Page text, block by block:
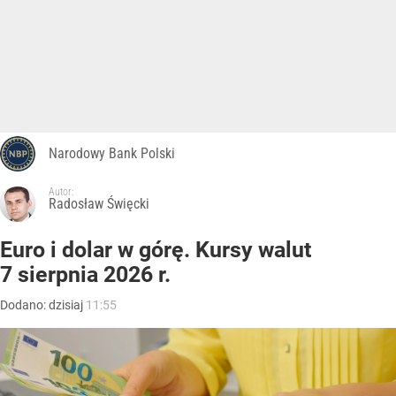
Narodowy Bank Polski
Autor:
Radosław Święcki
Euro i dolar w górę. Kursy walut
7 sierpnia 2026 r.
Dodano:dzisiaj 11:55